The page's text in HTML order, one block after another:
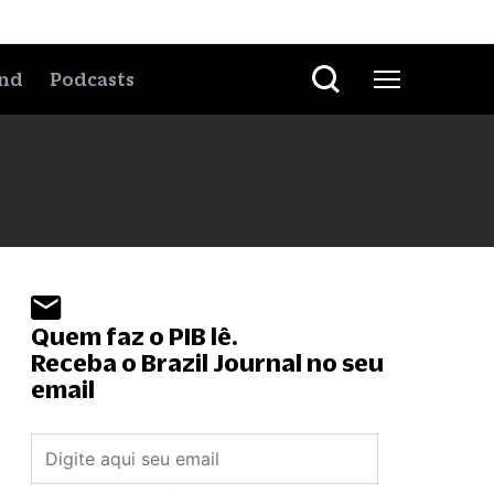
Podcasts
Quem faz o PIB lê.
Receba o Brazil Journal no seu
email